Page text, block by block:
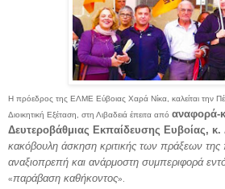
Η πρόεδρος της ΕΛΜΕ Εύβοιας Χαρά Νίκα, καλείται την
Διοικητική Εξέταση, στη Λιβαδειά έπειτα από αναφορά-
Δευτεροβάθμιας Εκπαίδευσης Ευβοίας,
κακόβουλη άσκηση κριτικής των πράξεων της
αναξιοπρεπή και ανάρμοστη συμπεριφορά
«παράβαση καθήκοντος».